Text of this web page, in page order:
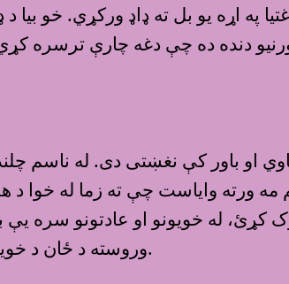
په اړه يو بل ته ډاډ ورکړي. خو بيا د
دنده ده چې دغه چارې ترسره
او باور کې نغښتی دی. له ناسم
مه ورته وایاست چې ته زما له خوا
له خویونو او عادتونو سره یې
وروسته د ځان د خویونو، حساسیتونو او نورو په اړه مالومات ورکړئ.